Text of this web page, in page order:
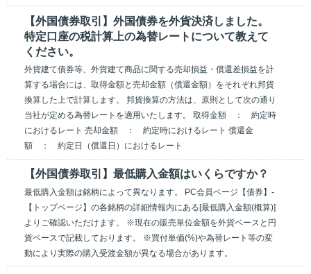
【外国債券取引】外国債券を外貨決済しました。
特定口座の税計算上の為替レートについて教えて
ください。
外貨建て債券等、外貨建て商品に関する売却損益・償還差損益を計
算する場合には、取得金額と売却金額（償還金額）をそれぞれ邦貨
換算した上で計算します。 邦貨換算の方法は、原則として次の通り
当社が定める為替レートを適用いたします。 取得金額 ： 約定時
におけるレート 売却金額 ： 約定時におけるレート 償還金
額 ： 約定日（償還日）におけるレート
【外国債券取引】最低購入金額はいくらですか？
最低購入金額は銘柄によって異なります。 PC会員ページ【債券】-
【トップページ】の各銘柄の詳細情報内にある[最低購入金額(概算)]
よりご確認いただけます。 ※現在の販売単位金額を外貨ベースと円
貨ベースで記載しております。 ※買付単価(%)や為替レート等の変
動により実際の購入受渡金額が異なる場合があります。